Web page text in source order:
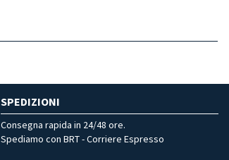
SPEDIZIONI
Consegna rapida in 24/48 ore.
Spediamo con BRT - Corriere Espresso